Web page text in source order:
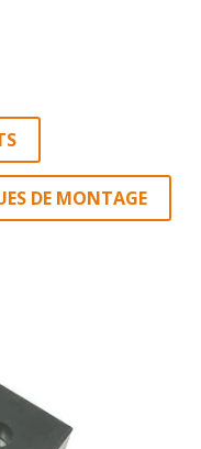
DE MONTAGE